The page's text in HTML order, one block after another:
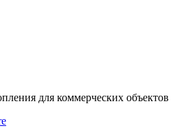
для коммерческих объектов